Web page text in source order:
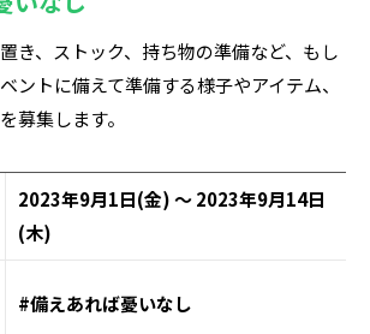
き、ストック、持ち物の準備など、もし
ントに備えて準備する様子やアイテム、
募集します。
2023年9月1日(金) ～ 2023年9月14日
(木)
#備えあれば憂いなし